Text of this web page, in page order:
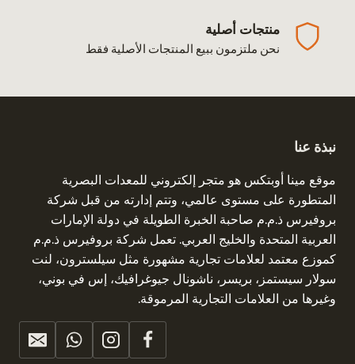
منتجات أصلية
نحن ملتزمون ببيع المنتجات الأصلية فقط
نبذة عنا
موقع مينا أوبتكس هو متجر إلكتروني للمعدات البصرية
المتطورة على مستوى عالمي، وتتم إدارته من قبل شركة
بروفيرس ذ.م.م صاحبة الخبرة الطويلة في دولة الإمارات
العربية المتحدة والخليج العربي. تعمل شركة بروفيرس ذ.م.م
كموزع معتمد لعلامات تجارية مشهورة مثل سيلسترون، لنت
سولار سيستمز، بريسر، ناشونال جيوغرافيك، إس في بوني،
وغيرها من العلامات التجارية المرموقة.